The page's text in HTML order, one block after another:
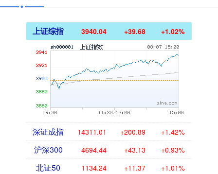
上证综指 3940.04 +39.68 +1.02%
深证成指 14311.01 +200.89 +1.42%
沪深300 4694.44 +43.13 +0.93%
北证50 1134.24 +11.37 +1.01%